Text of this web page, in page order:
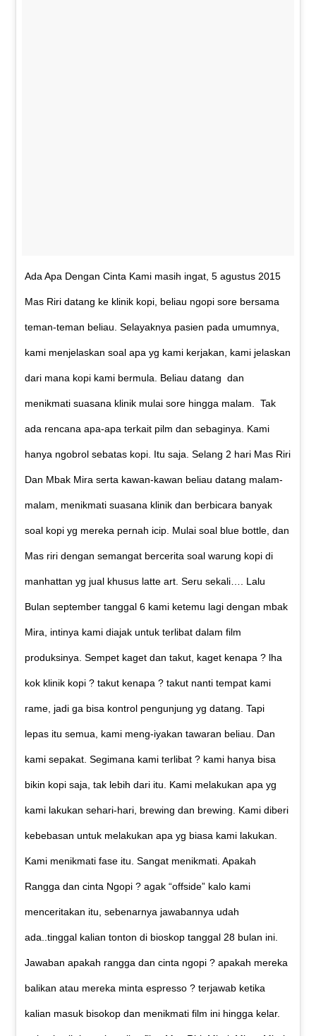
Ada Apa Dengan Cinta Kami masih ingat, 5 agustus 2015
Mas Riri datang ke klinik kopi, beliau ngopi sore bersama
teman-teman beliau. Selayaknya pasien pada umumnya,
kami menjelaskan soal apa yg kami kerjakan, kami jelaskan
dari mana kopi kami bermula. Beliau datang dan
menikmati suasana klinik mulai sore hingga malam. Tak
ada rencana apa-apa terkait pilm dan sebaginya. Kami
hanya ngobrol sebatas kopi. Itu saja. Selang 2 hari Mas Riri
Dan Mbak Mira serta kawan-kawan beliau datang malam-
malam, menikmati suasana klinik dan berbicara banyak
soal kopi yg mereka pernah icip. Mulai soal blue bottle, dan
Mas riri dengan semangat bercerita soal warung kopi di
manhattan yg jual khusus latte art. Seru sekali…. Lalu
Bulan september tanggal 6 kami ketemu lagi dengan mbak
Mira, intinya kami diajak untuk terlibat dalam film
produksinya. Sempet kaget dan takut, kaget kenapa ? lha
kok klinik kopi ? takut kenapa ? takut nanti tempat kami
rame, jadi ga bisa kontrol pengunjung yg datang. Tapi
lepas itu semua, kami meng-iyakan tawaran beliau. Dan
kami sepakat. Segimana kami terlibat ? kami hanya bisa
bikin kopi saja, tak lebih dari itu. Kami melakukan apa yg
kami lakukan sehari-hari, brewing dan brewing. Kami diberi
kebebasan untuk melakukan apa yg biasa kami lakukan.
Kami menikmati fase itu. Sangat menikmati. Apakah
Rangga dan cinta Ngopi ? agak “offside” kalo kami
menceritakan itu, sebenarnya jawabannya udah
ada..tinggal kalian tonton di bioskop tanggal 28 bulan ini.
Jawaban apakah rangga dan cinta ngopi ? apakah mereka
balikan atau mereka minta espresso ? terjawab ketika
kalian masuk bisokop dan menikmati film ini hingga kelar.